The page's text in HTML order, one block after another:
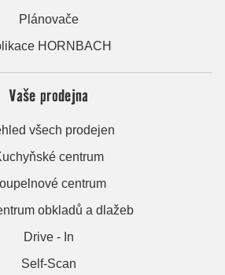
Plánovače
HORNBACH
Vaše prodejna
všech prodejen
centrum
centrum
obkladů a dlažeb
Drive - In
Self-Scan